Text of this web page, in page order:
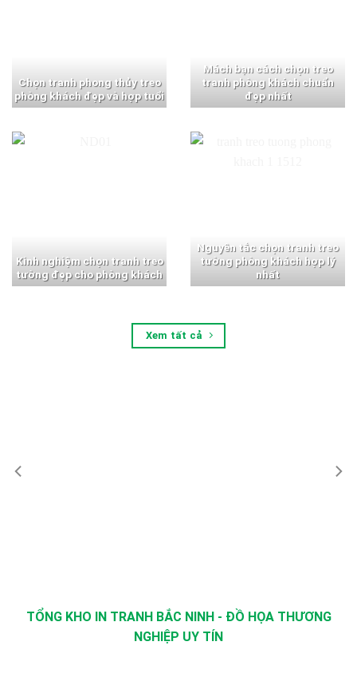
Chọn tranh phong thủy treo
phòng khách đẹp và hợp tuổi
Mách bạn cách chọn treo
tranh phòng khách chuẩn
đẹp nhất
Kinh nghiệm chọn tranh treo
tường đẹp cho phòng khách
Nguyên tắc chọn tranh treo
tường phòng khách hợp lý
nhất
Xem tất cả
TỔNG KHO IN TRANH BẮC NINH - ĐỒ HỌA THƯƠNG
NGHIỆP UY TÍN